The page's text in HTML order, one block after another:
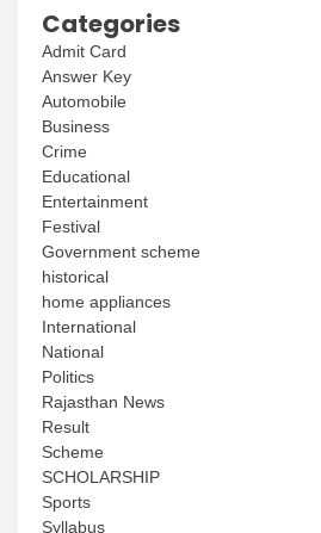
Categories
Admit Card
Answer Key
Automobile
Business
Crime
Educational
Entertainment
Festival
Government scheme
historical
home appliances
International
National
Politics
Rajasthan News
Result
Scheme
SCHOLARSHIP
Sports
Syllabus